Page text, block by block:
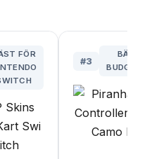
FÖR
#3
BÄSTA